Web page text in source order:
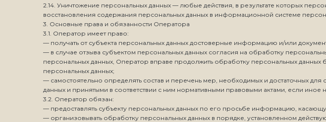
2.14. Уничтожение персональных данных — любые действия, в результате которых
восстановления содержания персональных данных в информационной системе
3. Основные права и обязанности Оператора
3.1. Оператор имеет право:
— получать от субъекта персональных данных достоверные информацию и/или
— в случае отзыва субъектом персональных данных согласия на обработку
персональных данных, Оператор вправе продолжить обработку персональных данных
персональных данных;
— самостоятельно определять состав и перечень мер, необходимых и достаточных
данных и принятыми в соответствии с ним нормативными правовыми актами, если
3.2. Оператор обязан:
— предоставлять субъекту персональных данных по его просьбе информацию,
— организовывать обработку персональных данных в порядке, установленном